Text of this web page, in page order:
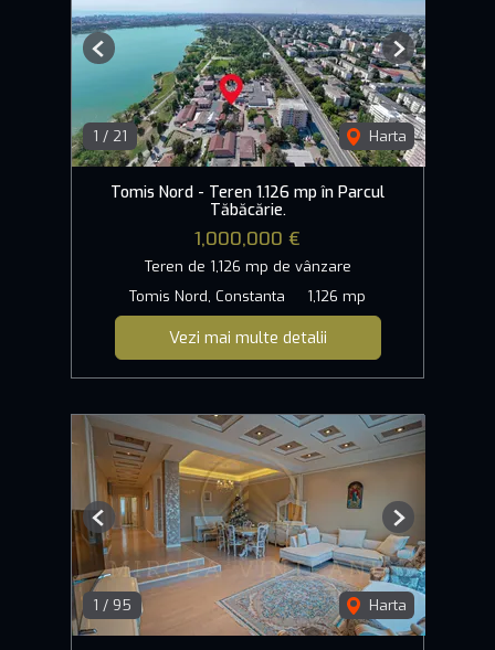
1 / 21 Harta
Previous Next
Tomis Nord - Teren 1.126 mp în Parcul
Tăbăcărie.
1,000,000 €
Teren de 1,126 mp de vânzare
Tomis Nord, Constanta
1,126 mp
Vezi mai multe detalii
1 / 95 Harta
Previous Next